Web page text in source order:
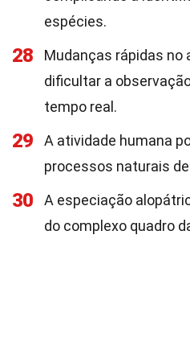
espécies.
28
Mudanças rápidas no
dificultar a
tempo real.
29
A atividade humana
processos naturais
30
A especiação
do complexo quadro